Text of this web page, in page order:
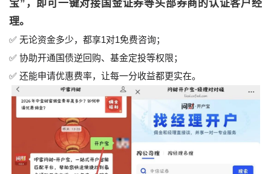
宝”，即可一键对接国金证券等头部券商的认证客户经
理。
✅ 无论资金多少，都享1对1免费咨询；
✅ 协助开通国债逆回购、基金定投等权限；
✅ 还能申请优惠费率，让每一分收益都更实在。